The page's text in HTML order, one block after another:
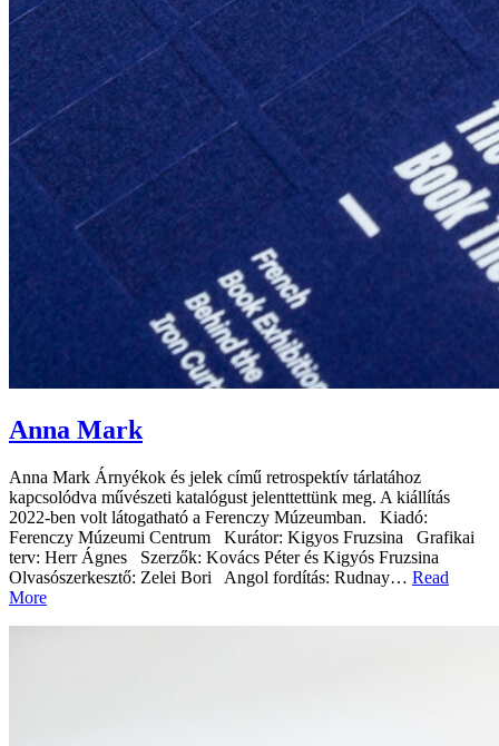
Anna Mark
Anna Mark Árnyékok és jelek című retrospektív tárlatához
kapcsolódva művészeti katalógust jelenttettünk meg. A kiállítás
2022-ben volt látogatható a Ferenczy Múzeumban. Kiadó:
Ferenczy Múzeumi Centrum Kurátor: Kigyos Fruzsina Grafikai
terv: Herr Ágnes Szerzők: Kovács Péter és Kigyós Fruzsina
Olvasószerkesztő: Zelei Bori Angol fordítás: Rudnay… Read
More